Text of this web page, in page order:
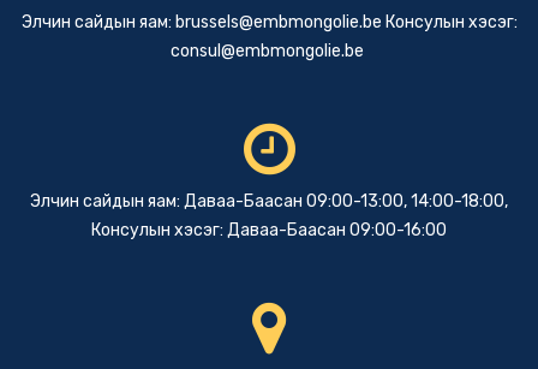
Элчин сайдын яам: brussels@embmongolie.be Консулын хэсэг:
consul@embmongolie.be
Элчин сайдын яам: Даваа-Баасан 09:00-13:00, 14:00-18:00,
Консулын хэсэг: Даваа-Баасан 09:00-16:00